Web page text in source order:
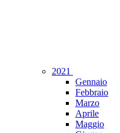
2021
Gennaio
Febbraio
Marzo
Aprile
Maggio